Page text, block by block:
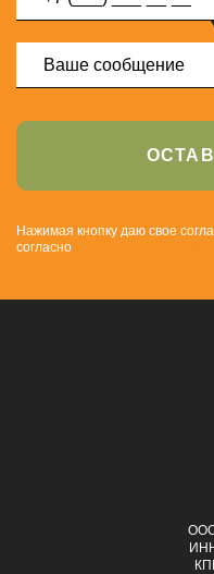
Нажимая кнопку даю свое
согласно